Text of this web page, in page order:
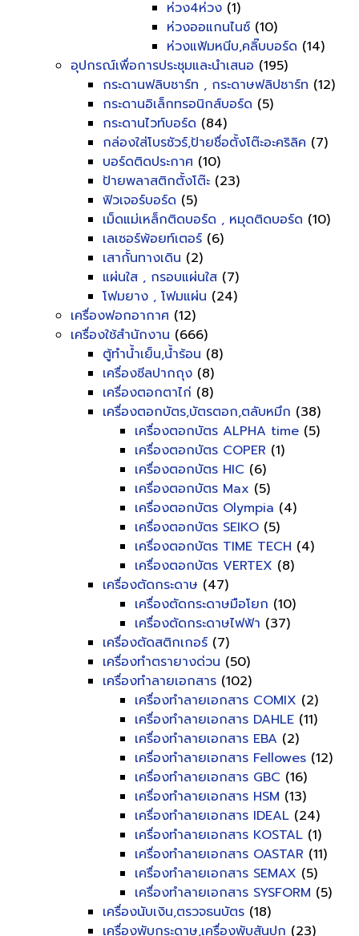
ห่วง4ห่วง (1)
ห่วงออแกนไนซ์ (10)
ห่วงแฟ้มหนีบ,คลิ๊บบอร์ด (14)
อุปกรณ์เพื่อการประชุมและนำเสนอ (195)
กระดานฟลิบชาร์ท , กระดาษฟลิปชาร์ท (12)
กระดานอิเล็กทรอนิกส์บอร์ด (5)
กระดานไวท์บอร์ด (84)
กล่องใส่โบรชัวร์,ป้ายชื่อตั้งโต๊ะอะคริลิค (7)
บอร์ดติดประกาศ (10)
ป้ายพลาสติกตั้งโต๊ะ (23)
ฟิวเจอร์บอร์ด (5)
เม็ดแม่เหล็กติดบอร์ด , หมุดติดบอร์ด (10)
เลเซอร์พ้อยท์เตอร์ (6)
เสากั้นทางเดิน (2)
แผ่นใส , กรอบแผ่นใส (7)
โฟมยาง , โฟมแผ่น (24)
เครื่องฟอกอากาศ (12)
เครื่องใช้สำนักงาน (666)
ตู้ทำน้ำเย็น,น้ำร้อน (8)
เครื่องซีลปากถุง (8)
เครื่องตอกตาไก่ (8)
เครื่องตอกบัตร,บัตรตอก,ตลับหมึก (38)
เครื่องตอกบัตร ALPHA time (5)
เครื่องตอกบัตร COPER (1)
เครื่องตอกบัตร HIC (6)
เครื่องตอกบัตร Max (5)
เครื่องตอกบัตร Olympia (4)
เครื่องตอกบัตร SEIKO (5)
เครื่องตอกบัตร TIME TECH (4)
เครื่องตอกบัตร VERTEX (8)
เครื่องตัดกระดาษ (47)
เครื่องตัดกระดาษมือโยก (10)
เครื่องตัดกระดาษไฟฟ้า (37)
เครื่องตัดสติกเกอร์ (7)
เครื่องทำตรายางด่วน (50)
เครื่องทำลายเอกสาร (102)
เครื่องทำลายเอกสาร COMIX (2)
เครื่องทำลายเอกสาร DAHLE (11)
เครื่องทำลายเอกสาร EBA (2)
เครื่องทำลายเอกสาร Fellowes (12)
เครื่องทำลายเอกสาร GBC (16)
เครื่องทำลายเอกสาร HSM (13)
เครื่องทำลายเอกสาร IDEAL (24)
เครื่องทำลายเอกสาร KOSTAL (1)
เครื่องทำลายเอกสาร OASTAR (11)
เครื่องทำลายเอกสาร SEMAX (5)
เครื่องทำลายเอกสาร SYSFORM (5)
เครื่องนับเงิน,ตรวจธนบัตร (18)
เครื่องพับกระดาษ,เครื่องพับสันปก (23)